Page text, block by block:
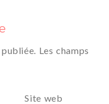
Les champs
Site web